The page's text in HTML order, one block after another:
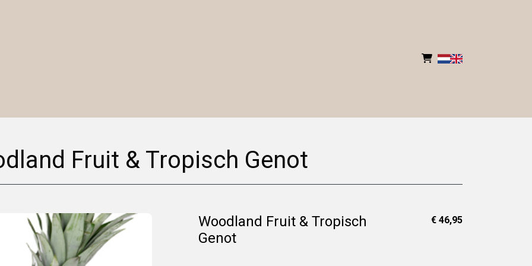
Fruit & Tropisch Genot
Woodland Fruit & Tropisch
Genot
€ 46,95